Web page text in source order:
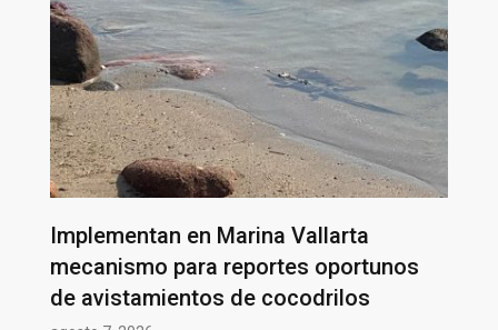
Implementan en Marina Vallarta
mecanismo para reportes oportunos
de avistamientos de cocodrilos